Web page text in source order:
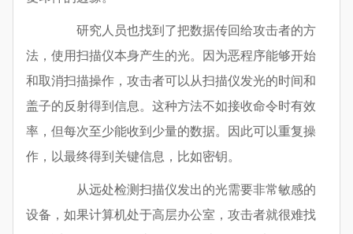
研究人员也找到了把数据传回给攻击者的方
法，使用扫描仪本身产生的光。因为恶程序能够开始
和取消扫描操作，攻击者可以从扫描仪发光的时间和
盖子的反射得到信息。这种方法不如接收命令时有效
率，但每次至少能收到少量的数据。因此可以重复操
作，以最终得到关键信息，比如密钥。
从远处检测扫描仪发出的光需要非常敏感的
设备，如果计算机处于高层办公室，攻击者就很难找